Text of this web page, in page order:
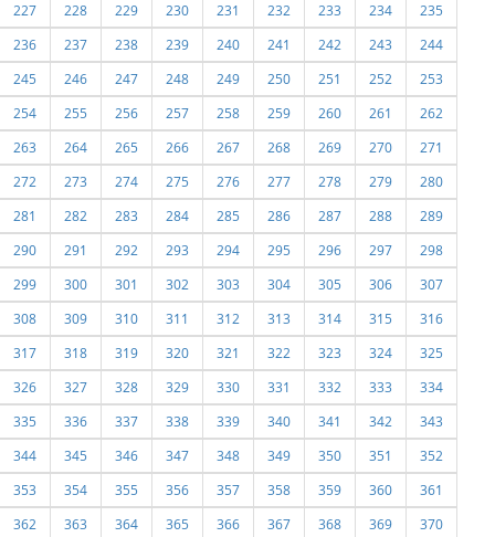
227
228 229 230 231 232 233 234
235
236
237 238 239 240 241 242 243
244
245
246 247 248 249 250 251 252
253
254
255 256 257 258 259 260 261
262
263
264 265 266 267 268 269 270
271
272
273 274 275 276 277 278 279
280
281
282 283 284 285 286 287 288
289
290
291 292 293 294 295 296 297
298
299
300 301 302 303 304 305 306
307
308
309 310 311 312 313 314 315
316
317
318 319 320 321 322 323 324
325
326
327 328 329 330 331 332 333
334
335
336 337 338 339 340 341 342
343
344
345 346 347 348 349 350 351
352
353
354 355 356 357 358 359 360
361
362
363 364 365 366 367 368 369
370